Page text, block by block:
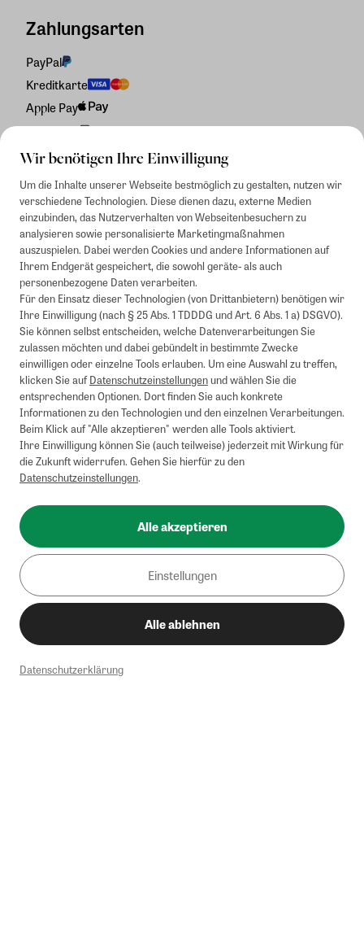
Wir benötigen Ihre Einwilligung
Um die Inhalte unserer Webseite bestmöglich zu gestalten, nutzen wir
verschiedene Technologien. Diese dienen dazu, externe Medien
einzubinden, das Nutzerverhalten von Webseitenbesuchern zu
analysieren sowie personalisierte Marketingmaßnahmen
auszuspielen. Dabei werden Cookies und andere Informationen auf
Ihrem Endgerät gespeichert, die sowohl geräte- als auch
personenbezogene Daten verarbeiten.
Für den Einsatz dieser Technologien (von Drittanbietern) benötigen wir
Ihre Einwilligung (nach § 25 Abs. 1 TDDDG und Art. 6 Abs. 1 a) DSGVO).
Sie können selbst entscheiden, welche Datenverarbeitungen Sie
zulassen möchten und dabei gebündelt in bestimmte Zwecke
einwilligen oder einzelne Tools erlauben. Um eine Auswahl zu treffen,
klicken Sie aufDatenschutzeinstellungenund wählen Sie die
entsprechenden Optionen. Dort finden Sie auch konkrete
Informationen zu den Technologien und den einzelnen Verarbeitungen.
Beim Klick auf "Alle akzeptieren" werden alle Tools aktiviert.
Ihre Einwilligung können Sie (auch teilweise) jederzeit mit Wirkung für
die Zukunft widerrufen. Gehen Sie hierfür zu den
Datenschutzeinstellungen.
Alle akzeptieren
Einstellungen
Alle ablehnen
Datenschutzerklärung
Zahlungsarten
PayPal
Kreditkarte
Apple Pay
Rechnung